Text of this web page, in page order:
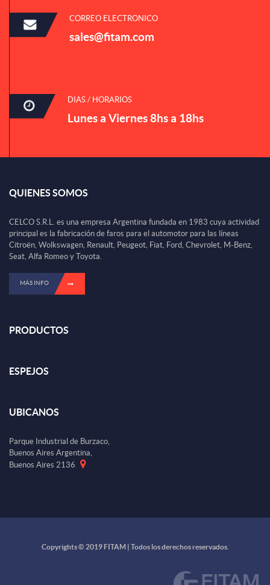
CORREO ELECTRONICO
sales@fitam.com
DIAS / HORARIOS
Lunes a Viernes 8hs a 18hs
QUIENES SOMOS
CELCO S.R.L. es una empresa Argentina fundada en 1983 cuya actividad
principal es la fabricación de faros para el automotor para las líneas
Citroën, Wolkswagen, Renault, Peugeot, Fiat, Ford, Chevrolet, M-Benz,
Seat, Alfa Romeo y Toyota.
MÁS INFO
PRODUCTOS
ESPEJOS
UBICANOS
Parque Industrial de Burzaco,
Buenos Aires Argentina,
Buenos Aires 2136
Copyrights © 2019 FITAM | Todos los derechos reservados.